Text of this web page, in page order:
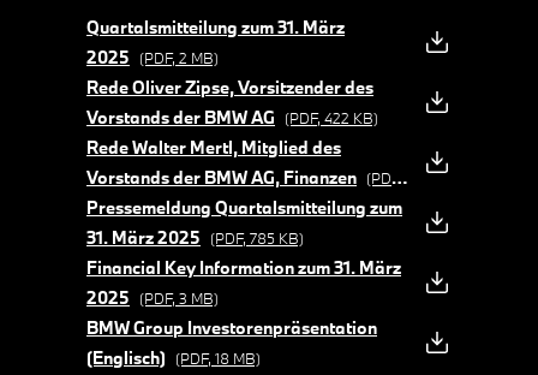
Quartalsmitteilung zum 31. März
2025
(PDF, 2 MB)
Rede Oliver Zipse, Vorsitzender des
Vorstands der BMW AG
(PDF, 422 KB)
Rede Walter Mertl, Mitglied des
Vorstands der BMW AG, Finanzen (PDF, 1
MB)
Pressemeldung Quartalsmitteilung zum
31. März 2025
(PDF, 785 KB)
Financial Key Information zum 31. März
2025
(PDF, 3 MB)
BMW Group Investorenpräsentation
(Englisch)
(PDF, 18 MB)